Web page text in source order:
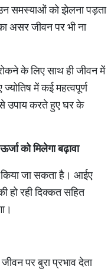
समस्याओं को झेलना पड़ता
असर जीवन पर भी ना
के लिए साथ ही जीवन में
में कई महत्वपूर्ण
उपाय करते हुए घर के
ऊर्जाकोमिलेगाबढ़ावा
जा सकता है। आईए
रही दिक्कत सहित
पर बुरा प्रभाव देता